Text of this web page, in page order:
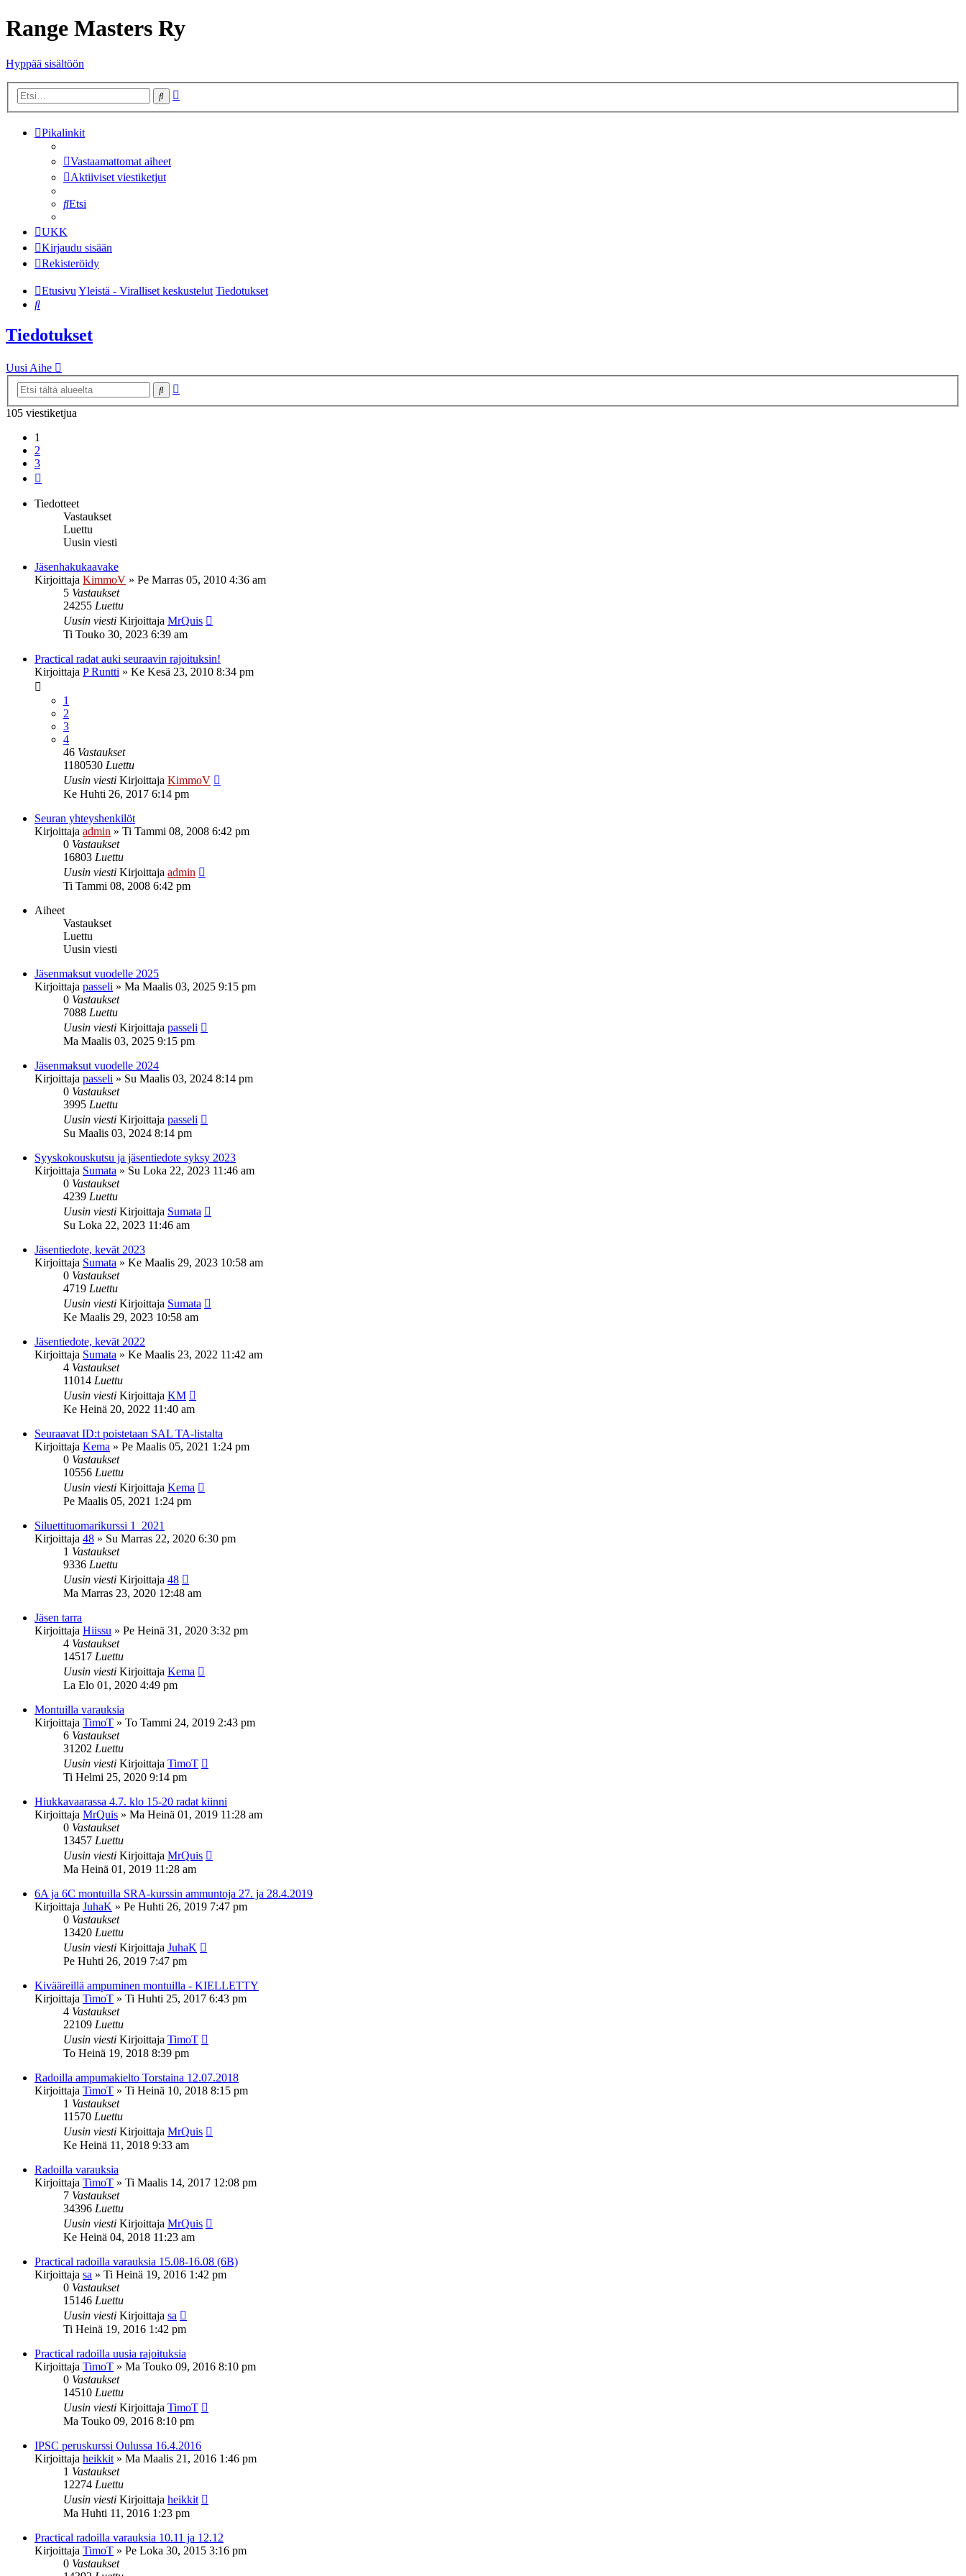
Range Masters Ry
Hyppää sisältöön
Etsi
Pikalinkit
Vastaamattomat aiheet
Aktiiviset viestiketjut
Etsi
UKK
Kirjaudu sisään
Rekisteröidy
EtusivuYleistä - Viralliset keskustelut Tiedotukset
Etsi
Tiedotukset
Uusi Aihe
Etsi
105 viestiketjua
1
2
3
Tiedotteet
Vastaukset
Luettu
Uusin viesti
Jäsenhakukaavake
Kirjoittaja KimmoV » Pe Marras 05, 2010 4:36 am
5 Vastaukset
24255 Luettu
Uusin viesti Kirjoittaja MrQuis
Ti Touko 30, 2023 6:39 am
Practical radat auki seuraavin rajoituksin!
Kirjoittaja P Runtti » Ke Kesä 23, 2010 8:34 pm
1
2
3
4
46 Vastaukset
1180530 Luettu
Uusin viesti Kirjoittaja KimmoV
Ke Huhti 26, 2017 6:14 pm
Seuran yhteyshenkilöt
Kirjoittaja admin » Ti Tammi 08, 2008 6:42 pm
0 Vastaukset
16803 Luettu
Uusin viesti Kirjoittaja admin
Ti Tammi 08, 2008 6:42 pm
Aiheet
Vastaukset
Luettu
Uusin viesti
Jäsenmaksut vuodelle 2025
Kirjoittaja passeli » Ma Maalis 03, 2025 9:15 pm
0 Vastaukset
7088 Luettu
Uusin viesti Kirjoittaja passeli
Ma Maalis 03, 2025 9:15 pm
Jäsenmaksut vuodelle 2024
Kirjoittaja passeli » Su Maalis 03, 2024 8:14 pm
0 Vastaukset
3995 Luettu
Uusin viesti Kirjoittaja passeli
Su Maalis 03, 2024 8:14 pm
Syyskokouskutsu ja jäsentiedote syksy 2023
Kirjoittaja Sumata » Su Loka 22, 2023 11:46 am
0 Vastaukset
4239 Luettu
Uusin viesti Kirjoittaja Sumata
Su Loka 22, 2023 11:46 am
Jäsentiedote, kevät 2023
Kirjoittaja Sumata » Ke Maalis 29, 2023 10:58 am
0 Vastaukset
4719 Luettu
Uusin viesti Kirjoittaja Sumata
Ke Maalis 29, 2023 10:58 am
Jäsentiedote, kevät 2022
Kirjoittaja Sumata » Ke Maalis 23, 2022 11:42 am
4 Vastaukset
11014 Luettu
Uusin viesti Kirjoittaja KM
Ke Heinä 20, 2022 11:40 am
Seuraavat ID:t poistetaan SAL TA-listalta
Kirjoittaja Kema » Pe Maalis 05, 2021 1:24 pm
0 Vastaukset
10556 Luettu
Uusin viesti Kirjoittaja Kema
Pe Maalis 05, 2021 1:24 pm
Siluettituomarikurssi 1_2021
Kirjoittaja 48 » Su Marras 22, 2020 6:30 pm
1 Vastaukset
9336 Luettu
Uusin viesti Kirjoittaja 48
Ma Marras 23, 2020 12:48 am
Jäsen tarra
Kirjoittaja Hiissu » Pe Heinä 31, 2020 3:32 pm
4 Vastaukset
14517 Luettu
Uusin viesti Kirjoittaja Kema
La Elo 01, 2020 4:49 pm
Montuilla varauksia
Kirjoittaja TimoT » To Tammi 24, 2019 2:43 pm
6 Vastaukset
31202 Luettu
Uusin viesti Kirjoittaja TimoT
Ti Helmi 25, 2020 9:14 pm
Hiukkavaarassa 4.7. klo 15-20 radat kiinni
Kirjoittaja MrQuis » Ma Heinä 01, 2019 11:28 am
0 Vastaukset
13457 Luettu
Uusin viesti Kirjoittaja MrQuis
Ma Heinä 01, 2019 11:28 am
6A ja 6C montuilla SRA-kurssin ammuntoja 27. ja 28.4.2019
Kirjoittaja JuhaK » Pe Huhti 26, 2019 7:47 pm
0 Vastaukset
13420 Luettu
Uusin viesti Kirjoittaja JuhaK
Pe Huhti 26, 2019 7:47 pm
Kivääreillä ampuminen montuilla - KIELLETTY
Kirjoittaja TimoT » Ti Huhti 25, 2017 6:43 pm
4 Vastaukset
22109 Luettu
Uusin viesti Kirjoittaja TimoT
To Heinä 19, 2018 8:39 pm
Radoilla ampumakielto Torstaina 12.07.2018
Kirjoittaja TimoT » Ti Heinä 10, 2018 8:15 pm
1 Vastaukset
11570 Luettu
Uusin viesti Kirjoittaja MrQuis
Ke Heinä 11, 2018 9:33 am
Radoilla varauksia
Kirjoittaja TimoT » Ti Maalis 14, 2017 12:08 pm
7 Vastaukset
34396 Luettu
Uusin viesti Kirjoittaja MrQuis
Ke Heinä 04, 2018 11:23 am
Practical radoilla varauksia 15.08-16.08 (6B)
Kirjoittaja sa » Ti Heinä 19, 2016 1:42 pm
0 Vastaukset
15146 Luettu
Uusin viesti Kirjoittaja sa
Ti Heinä 19, 2016 1:42 pm
Practical radoilla uusia rajoituksia
Kirjoittaja TimoT » Ma Touko 09, 2016 8:10 pm
0 Vastaukset
14510 Luettu
Uusin viesti Kirjoittaja TimoT
Ma Touko 09, 2016 8:10 pm
IPSC peruskurssi Oulussa 16.4.2016
Kirjoittaja heikkit » Ma Maalis 21, 2016 1:46 pm
1 Vastaukset
12274 Luettu
Uusin viesti Kirjoittaja heikkit
Ma Huhti 11, 2016 1:23 pm
Practical radoilla varauksia 10.11 ja 12.12
Kirjoittaja TimoT » Pe Loka 30, 2015 3:16 pm
0 Vastaukset